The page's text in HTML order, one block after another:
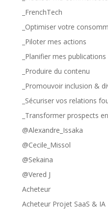
_FrenchTech
_Optimiser votre
_Piloter mes actions
_Planifier mes publications
_Produire du contenu
_Promouvoir inclusion &
_Sécuriser vos relations
_Transformer prospects
@Alexandre_Issaka
@Cecile_Missol
@Sekaina
@Vered J
Acheteur
Acheteur Projet SaaS & IA